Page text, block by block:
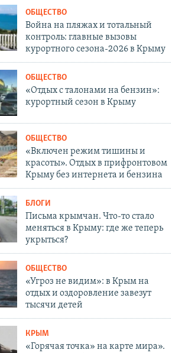
ОБЩЕСТВО
Война на пляжах и тотальный
контроль: главные вызовы
курортного сезона-2026 в Крыму
ОБЩЕСТВО
«Отдых с талонами на бензин»:
курортный сезон в Крыму
ОБЩЕСТВО
«Включен режим тишины и
красоты». Отдых в прифронтовом
Крыму без интернета и бензина
БЛОГИ
Письма крымчан. Что-то стало
меняться в Крыму: где же теперь
укрыться?
ОБЩЕСТВО
«Угроз не видим»: в Крым на
отдых и оздоровление завезут
тысячи детей
КРЫМ
«Горячая точка» на карте мира».